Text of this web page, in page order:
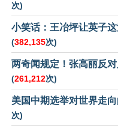
次)
小笑话：王冶坪让英子
(382,135次)
两奇闻规定！张高丽反
(261,212次)
美国中期选举对世界走
次)